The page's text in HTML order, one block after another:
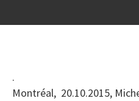
.
Montréal, 20.10.2015,